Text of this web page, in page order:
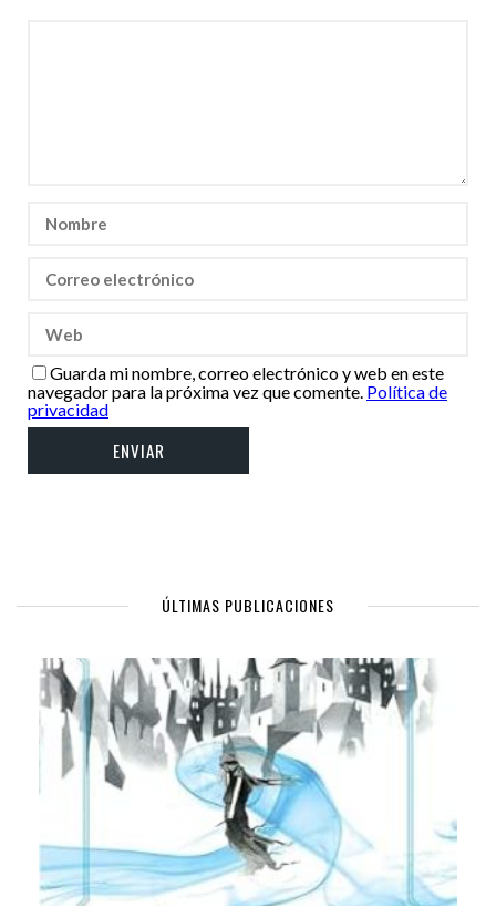
Guarda mi nombre, correo electrónico y web en este
navegador para la próxima vez que comente. Política de
privacidad
ÚLTIMAS PUBLICACIONES